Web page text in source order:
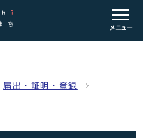
メニュー
届出・証明・登録